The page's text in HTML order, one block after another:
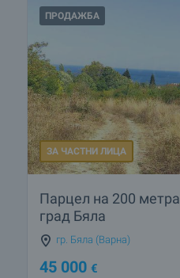
ПРОДАЖБА
ЗА ЧАСТНИ ЛИЦА
Парцел на 200
град Бяла
гр. Бяла (Варна)
45 000 €